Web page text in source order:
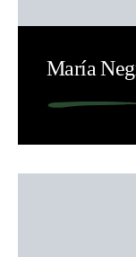
María